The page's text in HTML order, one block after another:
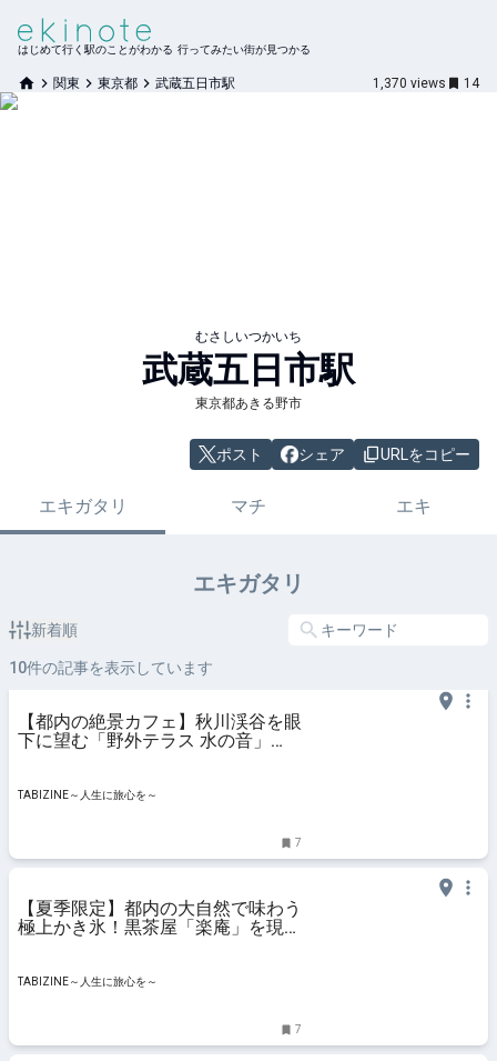
はじめて行く駅のことがわかる 行ってみたい街が見つかる
関東 東京都 武蔵五日市駅 1,370 views 14
むさしいつかいち
武蔵五日市駅
東京都あきる野市
ポスト シェア URLをコピー
エキガタリ マチ エキ
エキガタリ
新着順
10件の記事を表示しています
【都内の絶景カフェ】秋川渓谷を眼
下に望む「野外テラス 水の音」
生に旅心を～
TABIZINE～人生に旅心を～
7
【夏季限定】都内の大自然で味わう
極上かき氷！黒茶屋「楽庵」を現地
TABIZINE～人生に旅心を～
7